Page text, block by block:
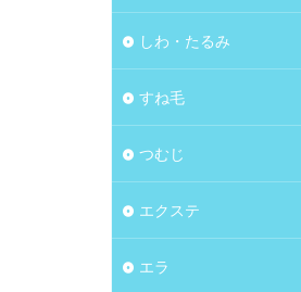
しわ・たるみ
すね毛
つむじ
エクステ
エラ